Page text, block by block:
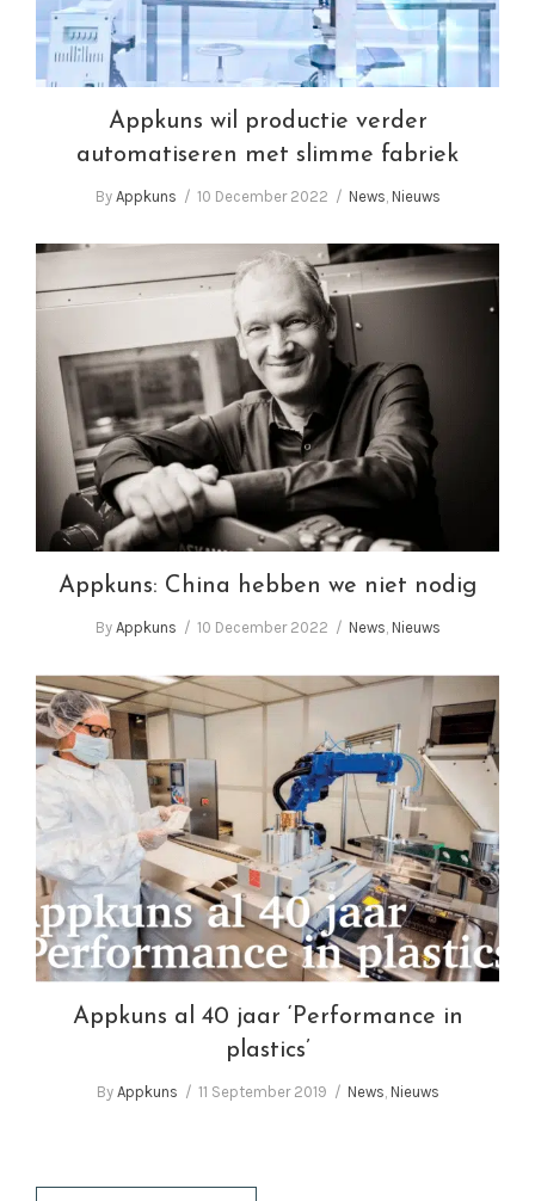
Appkuns wil productie verder
automatiseren met slimme fabriek
By Appkuns 10 December 2022 News, Nieuws
Appkuns: China hebben we niet nodig
Appkuns: China hebben we niet nodig
By Appkuns 10 December 2022 News, Nieuws
Appkuns al 40 jaar ‘Performance in plastics’
Appkuns al 40 jaar ‘Performance in
plastics’
By Appkuns 11 September 2019 News, Nieuws